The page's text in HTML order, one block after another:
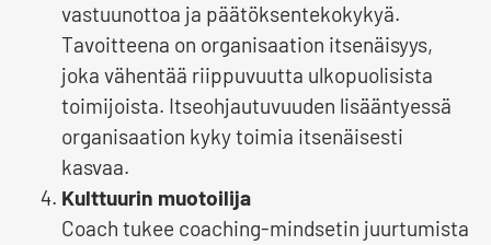
vastuunottoa ja päätöksentekokykyä.
Tavoitteena on organisaation itsenäisyys,
joka vähentää riippuvuutta ulkopuolisista
toimijoista. Itseohjautuvuuden lisääntyessä
organisaation kyky toimia itsenäisesti
kasvaa.
Kulttuurin muotoilija
Coach tukee coaching-mindsetin juurtumista